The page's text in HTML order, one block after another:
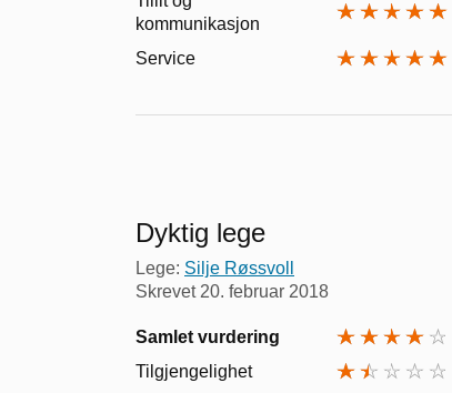
kommunikasjon
Service
Dyktig lege
Lege: Silje Røssvoll
Skrevet 20. februar 2018
Samlet vurdering
Tilgjengelighet